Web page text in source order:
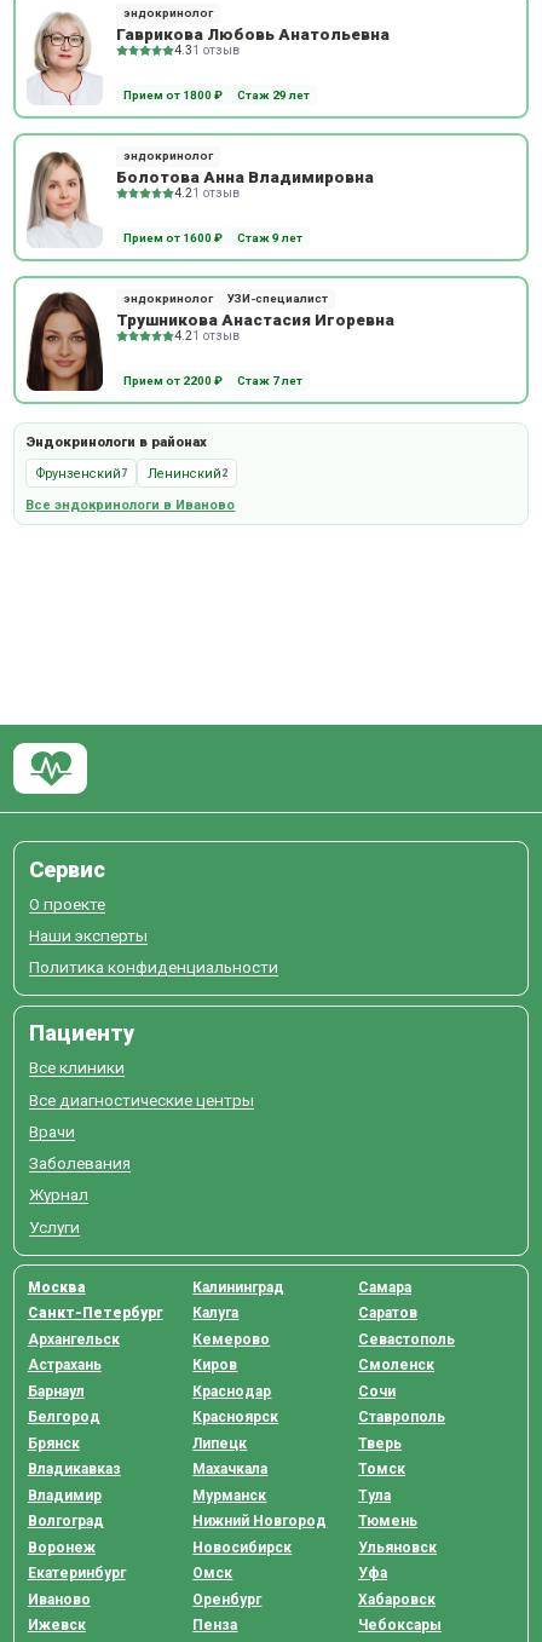
эндокринолог
Гаврикова Любовь Анатольевна
4.31 отзыв
Прием от 1800 ₽ Стаж 29 лет
эндокринолог
Болотова Анна Владимировна
4.21 отзыв
Прием от 1600 ₽ Стаж 9 лет
эндокринолог УЗИ-специалист
Трушникова Анастасия Игоревна
4.21 отзыв
Прием от 2200 ₽ Стаж 7 лет
Эндокринологи в районах
Фрунзенский 7 Ленинский 2
Все эндокринологи в Иваново
Сервис
О проекте
Наши эксперты
Политика конфиденциальности
Пациенту
Все клиники
Все диагностические центры
Врачи
Заболевания
Журнал
Услуги
Москва
Санкт-Петербург
Архангельск
Астрахань
Барнаул
Белгород
Брянск
Владикавказ
Владимир
Волгоград
Воронеж
Екатеринбург
Иваново
Ижевск
Калининград
Калуга
Кемерово
Киров
Краснодар
Красноярск
Липецк
Махачкала
Мурманск
Нижний Новгород
Новосибирск
Омск
Оренбург
Пенза
Самара
Саратов
Севастополь
Смоленск
Сочи
Ставрополь
Тверь
Томск
Тула
Тюмень
Ульяновск
Уфа
Хабаровск
Чебоксары